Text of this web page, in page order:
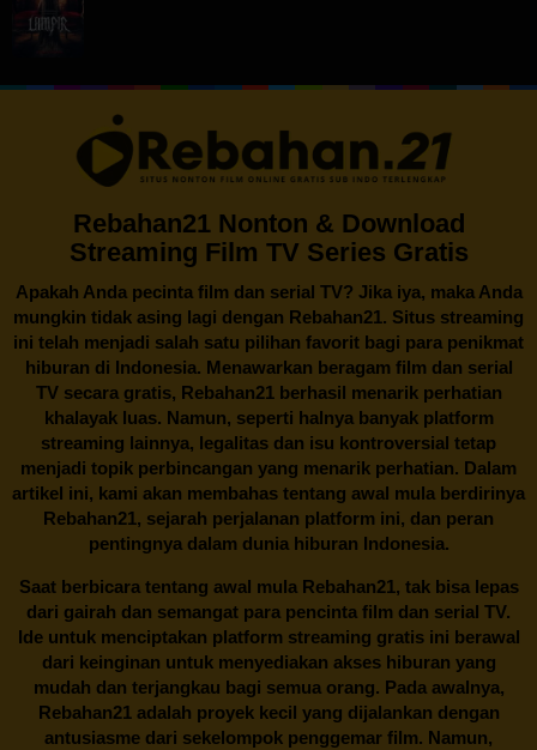
Rebahan21 Nonton & Download
Streaming Film TV Series Gratis
Apakah Anda pecinta film dan serial TV? Jika iya, maka Anda
mungkin tidak asing lagi dengan Rebahan21. Situs streaming
ini telah menjadi salah satu pilihan favorit bagi para penikmat
hiburan di Indonesia. Menawarkan beragam film dan serial
TV secara gratis, Rebahan21berhasil menarik perhatian
khalayak luas. Namun, seperti halnya banyak platform
streaming lainnya, legalitas dan isu kontroversial tetap
menjadi topik perbincangan yang menarik perhatian. Dalam
artikel ini, kami akan membahas tentang awal mula berdirinya
Rebahan21, sejarah perjalanan platform ini, dan peran
pentingnya dalam dunia hiburan Indonesia.
Saat berbicara tentang awal mula Rebahan21, tak bisa lepas
dari gairah dan semangat para pencinta film dan serial TV.
Ide untuk menciptakan platform streaming gratis ini berawal
dari keinginan untuk menyediakan akses hiburan yang
mudah dan terjangkau bagi semua orang. Pada awalnya,
Rebahan21 adalah proyek kecil yang dijalankan dengan
antusiasme dari sekelompok penggemar film. Namun,